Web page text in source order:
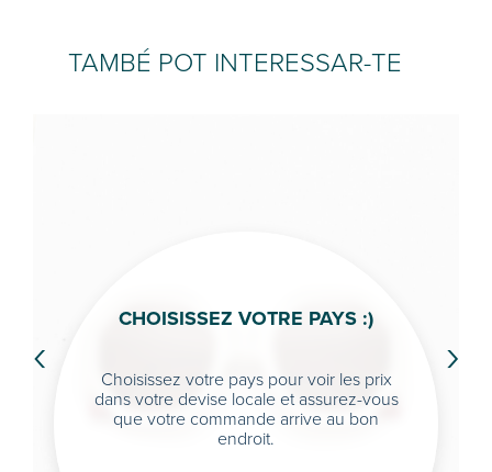
TAMBÉ POT INTERESSAR-TE
‹ ›
CHOISISSEZ VOTRE PAYS :)
Choisissez votre pays pour voir les prix
dans votre devise locale et assurez-vous
que votre commande arrive au bon
endroit.